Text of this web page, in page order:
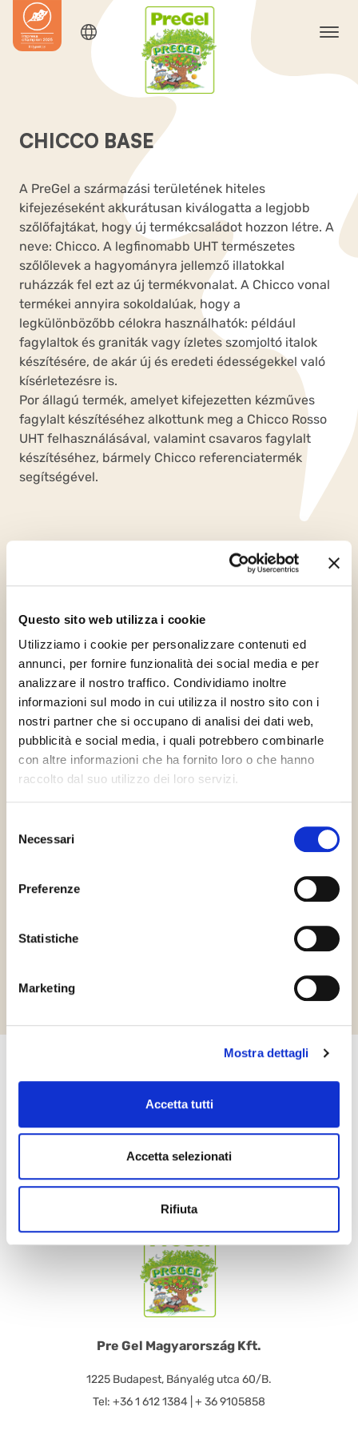
Questo sito web utilizza i cookie
Utilizziamo i cookie per personalizzare contenuti ed
annunci, per fornire funzionalità dei social media e per
analizzare il nostro traffico. Condividiamo inoltre
informazioni sul modo in cui utilizza il nostro sito con i
nostri partner che si occupano di analisi dei dati web,
pubblicità e social media, i quali potrebbero combinarle
con altre informazioni che ha fornito loro o che hanno
raccolto dal suo utilizzo dei loro servizi.
delNecessari
Preferenze
Statistiche
Marketing
Mostra dettagli
Accetta tutti
Accetta selezionati
Rifiuta
CHICCO BASE
A PreGel a származási területének hiteles
kifejezéseként akkurátusan kiválogatta a legjobb
szőlőfajtákat, hogy új termékcsaládot hozzon létre. A
neve: Chicco. A legfinomabb UHT természetes
szőlőlevek a hagyományra jellemző illatokkal
ruházzák fel ezt az új termékvonalat. A Chicco vonal
termékei annyira sokoldalúak, hogy a
legkülönbözőbb célokra használhatók: például
fagylaltok és graniták vagy ízletes szomjoltó italok
készítésére, de akár új és eredeti édességekkel való
kísérletezésre is.
Por állagú termék, amelyet kifejezetten kézműves
fagylalt készítéséhez alkottunk meg a Chicco Rosso
UHT felhasználásával, valamint csavaros fagylalt
készítéséhez, bármely Chicco referenciatermék
segítségével.
Kód
Pre Gel Magyarország Kft.
1225 Budapest, Bányalég utca 60/B.
Tel: +36 1 612 1384 | + 36 9105858
Kérjük ne habozzon kapcsolatba lépni velünk! Érdeklődését
KAPCSOLATFELVÉTEL